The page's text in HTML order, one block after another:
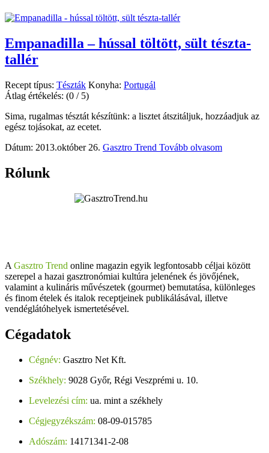
Empanadilla – hússal töltött, sült tészta-
tallér
Recept típus: Tészták Konyha: Portugál
Átlag értékelés: (0 / 5)
Sima, rugalmas tésztát készítünk: a lisztet átszitáljuk, hozzáadjuk az
egész tojásokat, az ecetet.
Dátum: 2013.október 26. Gasztro Trend Tovább olvasom
Rólunk
A Gasztro Trend online magazin egyik legfontosabb céljai között
szerepel a hazai gasztronómiai kultúra jelenének és jövőjének,
valamint a kulináris művészetek (gourmet) bemutatása, különleges
és finom ételek és italok receptjeinek publikálásával, illetve
vendéglátóhelyek ismertetésével.
Cégadatok
Cégnév: Gasztro Net Kft.
Székhely: 9028 Győr, Régi Veszprémi u. 10.
Levelezési cím: ua. mint a székhely
Cégjegyzékszám: 08-09-015785
Adószám: 14171341-2-08